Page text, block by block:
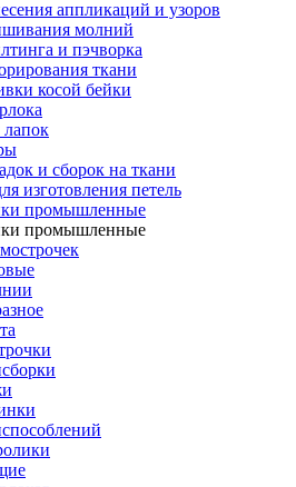
аппликаций и узоров
молний
и пэчворка
ткани
косой бейки
и сборок на ткани
изготовления петель
промышленные
промышленные